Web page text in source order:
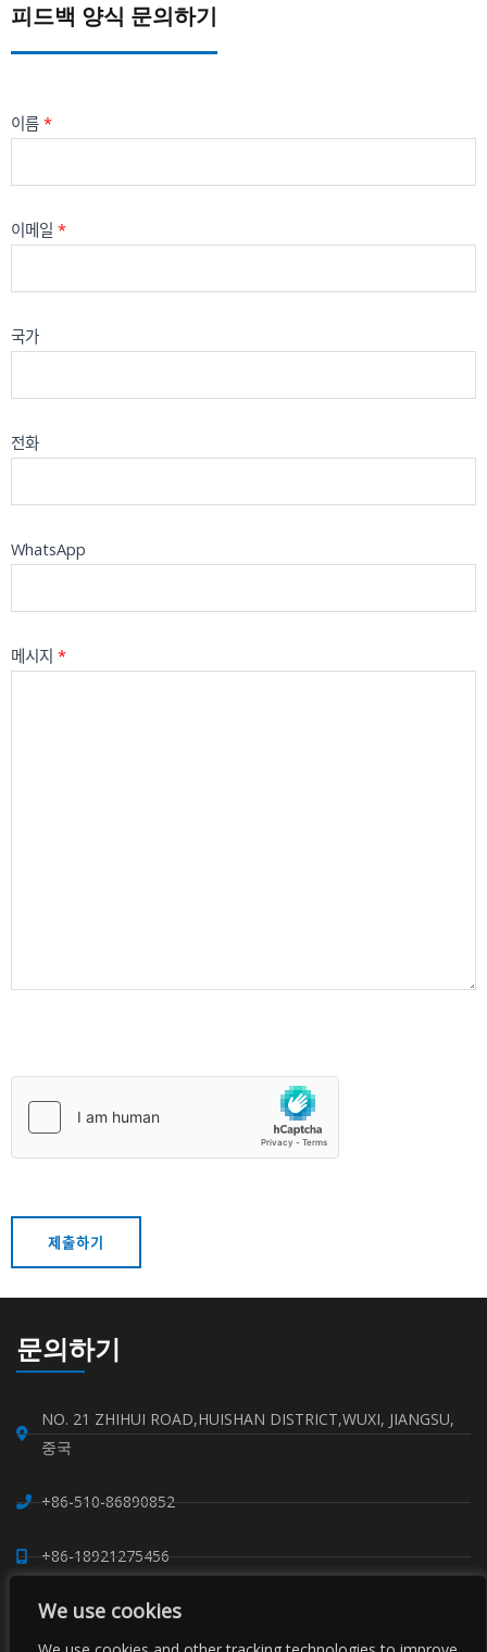
We use cookies
피드백 양식 문의하기
이름 *
이메일 *
국가
전화
WhatsApp
메시지 *
문의하기
NO. 21 ZHIHUI ROAD,HUISHAN DISTRICT,WUXI, JIANGSU,
중국
+86-510-86890852
+86-18921275456
SALES@SINO-GRATE.COM